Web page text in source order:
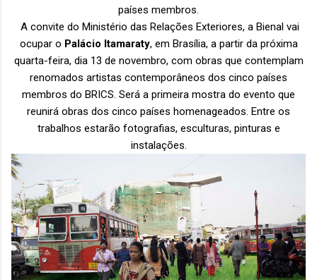
países membros.
A convite do Ministério das Relações Exteriores, a Bienal vai
ocupar o Palácio Itamaraty, em Brasília, a partir da próxima
quarta-feira, dia 13 de novembro, com obras que contemplam
renomados artistas contemporâneos dos cinco países
membros do BRICS. Será a primeira mostra do evento que
reunirá obras dos cinco países homenageados. Entre os
trabalhos estarão fotografias, esculturas, pinturas e
instalações.